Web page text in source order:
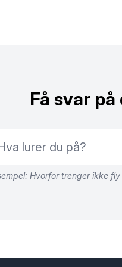
Få svar
Hvorfor trenger ikke